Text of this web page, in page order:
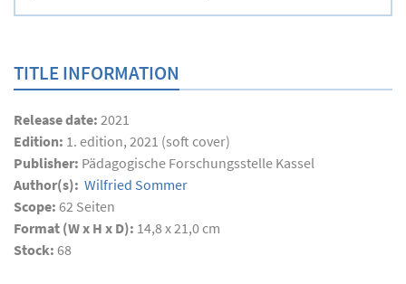
TITLE INFORMATION
Release date: 2021
Edition: 1. edition, 2021 (soft cover)
Publisher: Pädagogische Forschungsstelle Kassel
Author(s): Wilfried Sommer
Scope: 62 Seiten
Format (W x H x D): 14,8 x 21,0 cm
Stock: 68